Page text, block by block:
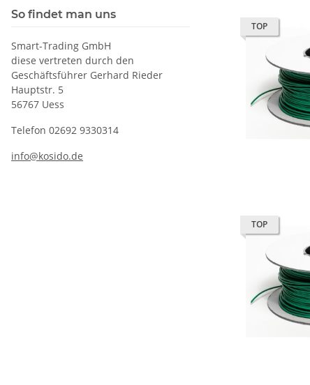
TOP
TOP
So findet man uns
Smart-Trading GmbH
diese vertreten durch den
Geschäftsführer Gerhard Rieder
Hauptstr. 5
56767 Uess
Telefon 02692 9330314
info@kosido.de